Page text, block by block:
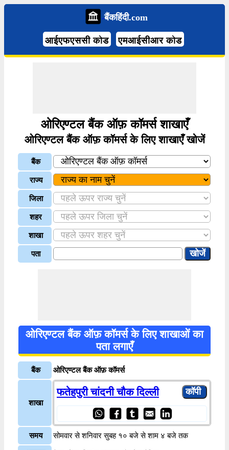
बैंकहिंदी.com
आईएफएससी कोड एमआईसीआर कोड
ओरिएण्टल बैंक ऑफ़ कॉमर्स शाखाएँ
ओरिएण्टल बैंक ऑफ़ कॉमर्स के लिए शाखाएँ खोजें
बैंक
राज्य
जिला
शहर
शाखा
पता
ओरिएण्टल बैंक ऑफ़ कॉमर्स के लिए शाखाओं का
पता लगाएँ
बैंक ओरिएण्टल बैंक ऑफ़ कॉमर्स
शाखा
फतेहपुरी चांदनी चौक दिल्ली
समय सोमवार से शनिवार सुबह १० बजे से शाम ४ बजे तक